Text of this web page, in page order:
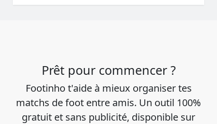
Prêt pour commencer ?
Footinho t'aide à mieux organiser tes
matchs de foot entre amis. Un outil 100%
gratuit et sans publicité, disponible sur